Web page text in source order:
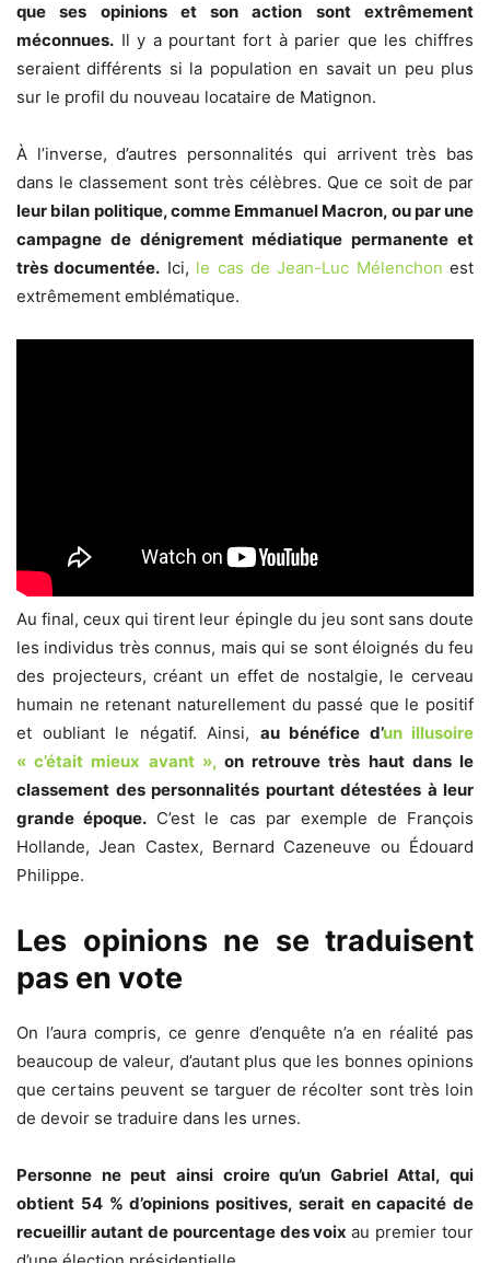
que ses opinions et son action sont extrêmement
méconnues. Il y a pourtant fort à parier que les chiffres
seraient différents si la population en savait un peu plus
sur le profil du nouveau locataire de Matignon.
À l’inverse, d’autres personnalités qui arrivent très bas
dans le classement sont très célèbres. Que ce soit de par
leur bilan politique, comme Emmanuel Macron, ou par une
campagne de dénigrement médiatique permanente et
très documentée. Ici, le cas de Jean-Luc Mélenchon est
extrêmement emblématique.
Au final, ceux qui tirent leur épingle du jeu sont sans doute
les individus très connus, mais qui se sont éloignés du feu
des projecteurs, créant un effet de nostalgie, le cerveau
humain ne retenant naturellement du passé que le positif
et oubliant le négatif. Ainsi, au bénéfice d’un illusoire
« c’était mieux avant »,on retrouve très haut dans le
classement des personnalités pourtant détestées à leur
grande époque. C’est le cas par exemple de François
Hollande, Jean Castex, Bernard Cazeneuve ou Édouard
Philippe.
Les opinions ne se traduisent
pas en vote
On l’aura compris, ce genre d’enquête n’a en réalité pas
beaucoup de valeur, d’autant plus que les bonnes opinions
que certains peuvent se targuer de récolter sont très loin
de devoir se traduire dans les urnes.
Personne ne peut ainsi croire qu’un Gabriel Attal, qui
obtient 54 % d’opinions positives, serait en capacité de
recueillir autant de pourcentage des voixau premier tour